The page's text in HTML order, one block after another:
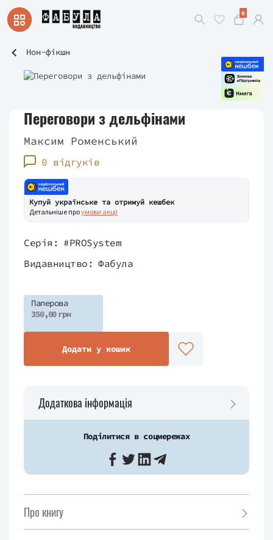
0
Нон-фікшн
Переговори з дельфінами
Максим Роменський
0 відгуків
Купуй українське та отримуй кешбек
Детальніше проумови акції
Серія: #PROSystem
Видавництво: Фабула
Паперова
350,00 грн
Додати у кошик
Додаткова інформація
Поділитися в соцмережах
Про книгу